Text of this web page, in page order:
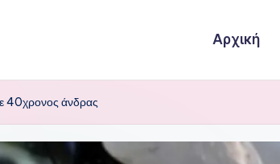
Αρχική
40χρονος άνδρας